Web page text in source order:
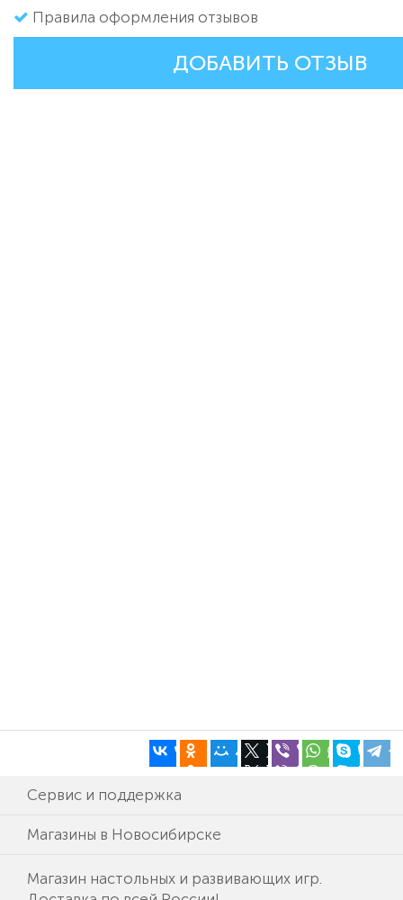
Правила оформления отзывов
ДОБАВИТЬ ОТЗЫВ
Сервис и поддержка
Магазины в Новосибирске
Магазин настольных и развивающих игр.